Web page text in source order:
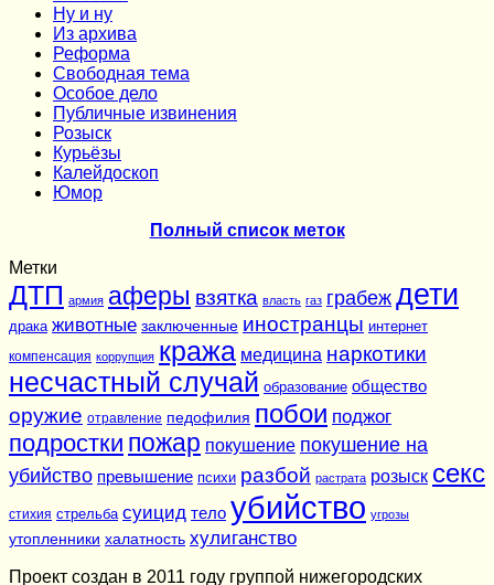
Ну и ну
Из архива
Реформа
Cвободная тема
Особое дело
Публичные извинения
Розыск
Курьёзы
Калейдоскоп
Юмор
Полный список меток
Метки
ДТП армия аферы взятка власть газ грабеж дети
драка животные заключенные иностранцы интернет
компенсация коррупция кража медицина наркотики
несчастный случай образование общество
оружие отравление педофилия побои поджог
подростки пожар покушение покушение на
убийство превышение психи разбой растрата розыск секс
стихия стрельба суицид тело убийство угрозы
утопленники халатность хулиганство
Проект создан в 2011 году группой нижегородских